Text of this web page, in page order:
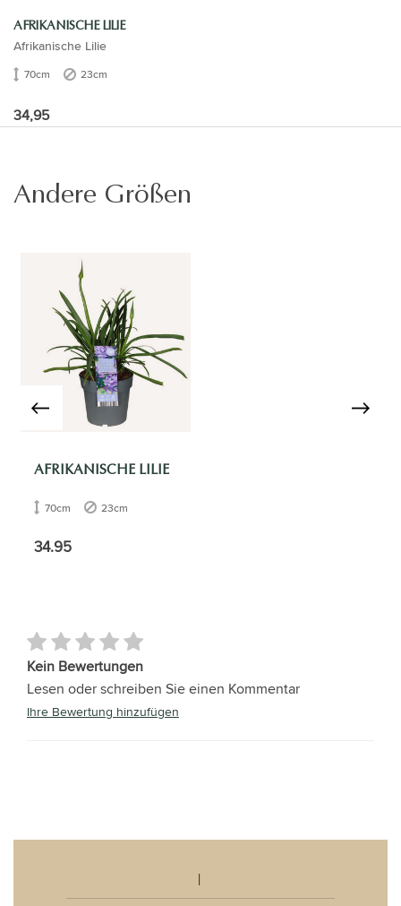
AFRIKANISCHE LILIE
Afrikanische Lilie
70cm 23cm
34,95
Andere Größen
AFRIKANISCHE LILIE
70cm 23cm
34.95
Kein Bewertungen
Lesen oder schreiben Sie einen Kommentar
Ihre Bewertung hinzufügen